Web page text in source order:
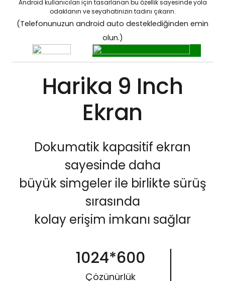
Android kullanıcıları için tasarlanan bu özellik sayesinde yola
odaklanın ve seyahatinizin tadını çıkarın.
(Telefonunuzun android auto desteklediğinden emin
olun.)
Harika 9 Inch
Ekran
Dokumatik kapasitif ekran
sayesinde daha
büyük simgeler ile birlikte sürüş
sırasında
kolay erişim imkanı sağlar
1024*600
Çözünürlük